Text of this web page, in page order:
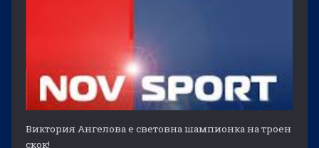
Виктория Ангелова е световна шампионка на троен
скок!